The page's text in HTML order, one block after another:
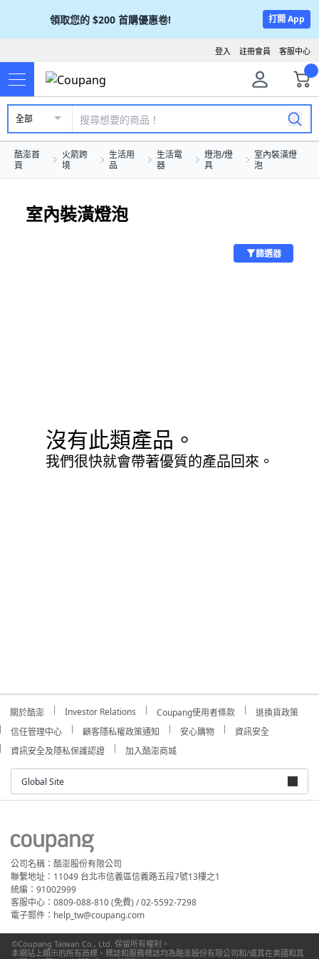
領取您的 $200 首購優惠卷! 打開 App
客服中心
註冊會員
登入
全部
酷澎首
頁
火箭跨
境
生活用
品
生活電
器
燈泡/燈
具
室內裝潢燈
泡
室內裝潢燈泡
篩選器
沒有此類產品。
我們很快就會帶著優質的產品回來。
關於酷澎 Investor Relations Coupang使用者條款
退換貨政策
信任管理中心
顧客隱私權政策通知 安心購物
資訊安全
資訊安全及隱私保護認證
加入酷澎商城
Global Site
公司名稱：酷澎股份有限公司
聯繫地址：11049 台北市信義區信義路五段7號13樓之1
統編：91002999
客服中心：0809-088-810 (免費) / 02-5592-7298
電子郵件：help_tw@coupang.com
©Coupang Taiwan Co., Ltd. 保留所有權利。
本網站上顯示的所有商標、標誌和服務標誌均為酷澎股份有限公司和/或其在美國和其